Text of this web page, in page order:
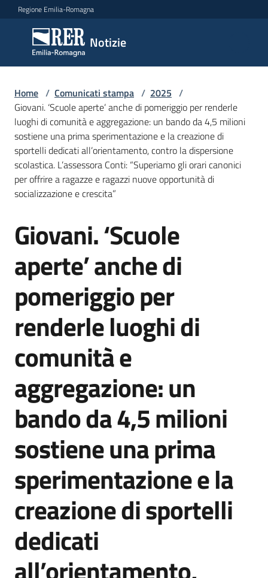
Vai al contenuto
Vai alla navigazione
Vai al footer
Regione Emilia-Romagna
Notizie
Notizie
Comunicati
stampa
Menu selezionato
Cerca
un
comunicato
Risorse
Agenzia
di
informazione
e
comunicazione
Seguici
su
Home / Comunicati stampa / 2025 /
Giovani. ‘Scuole aperte’ anche di pomeriggio per renderle
luoghi di comunità e aggregazione: un bando da 4,5 milioni
sostiene una prima sperimentazione e la creazione di
sportelli dedicati all’orientamento, contro la dispersione
scolastica. L’assessora Conti: “Superiamo gli orari canonici
per offrire a ragazze e ragazzi nuove opportunità di
socializzazione e crescita”
Salta al contenuto
Giovani. ‘Scuole
aperte’ anche di
pomeriggio per
renderle luoghi di
comunità e
aggregazione: un
bando da 4,5 milioni
sostiene una prima
sperimentazione e la
creazione di sportelli
dedicati